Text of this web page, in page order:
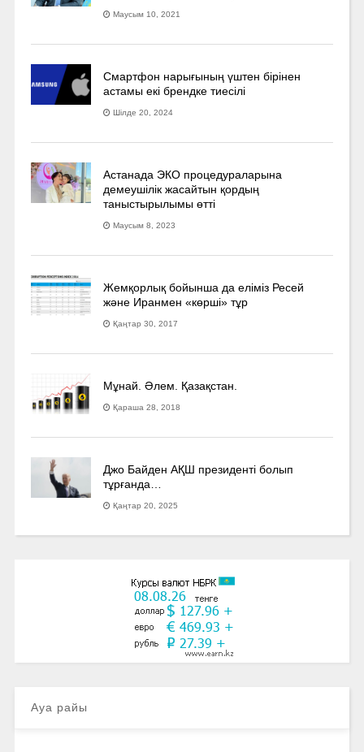
Маусым 10, 2021
Смартфон нарығының үштен бірінен
астамы екі брендке тиесілі
Шілде 20, 2024
Астанада ЭКО процедураларына
демеушілік жасайтын қордың
таныстырылымы өтті
Маусым 8, 2023
Жемқорлық бойынша да еліміз Ресей
және Иранмен «көрші» тұр
Қаңтар 30, 2017
Мұнай. Әлем. Қазақстан.
Қараша 28, 2018
Джо Байден АҚШ президенті болып
тұрғанда…
Қаңтар 20, 2025
Ауа райы